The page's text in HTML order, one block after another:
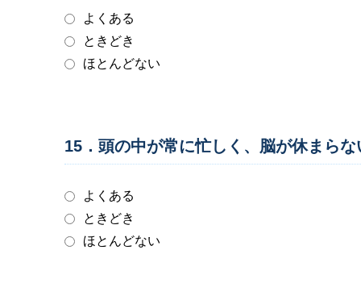
よくある
ときどき
ほとんどない
15．頭の中が常に忙しく、脳が休まら
よくある
ときどき
ほとんどない